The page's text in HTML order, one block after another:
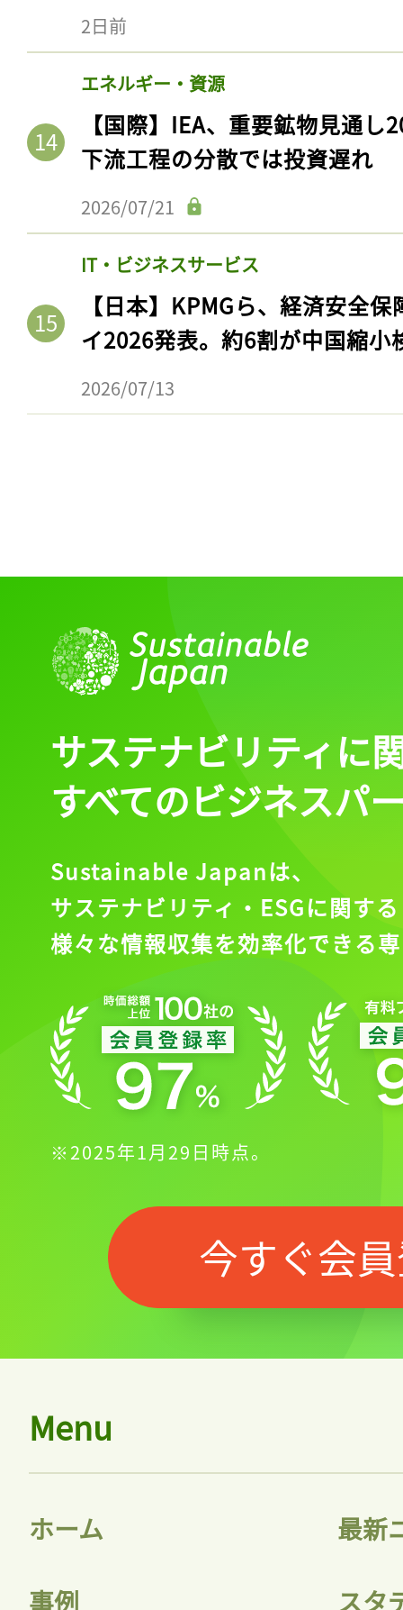
2日前
エネルギー・資源
【国際】IEA、重要鉱物見通
下流工程の分散では投資遅れ
2026/07/21
IT・ビジネスサービス
【日本】KPMGら、経済安全
イ2026発表。約6割が中国縮小
2026/07/13
サステナビリティに
すべてのビジネスパ
Sustainable Japanは、
サステナビリティ・ESGに関する
様々な情報収集を効率化できる
※2025年1月29日時点。
今すぐ会
Menu
ホーム 最新
事例 スタ